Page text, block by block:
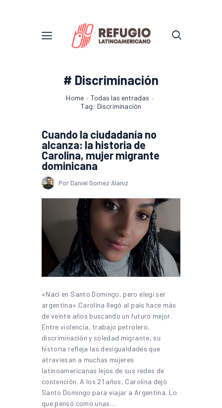
# Discriminación
Home
Todas las entradas
Tag: Discriminación
Cuando la ciudadanía no
alcanza: la historia de
Carolina, mujer migrante
dominicana
Por Daniel Gomez Alaniz
«Nací en Santo Domingo, pero elegí ser
argentina».Carolina llegó al país hace más
de veinte años buscando un futuro mejor.
Entre violencia, trabajo petrolero,
discriminación y soledad migrante, su
historia refleja las desigualdades que
atraviesan a muchas mujeres
latinoamericanas lejos de sus redes de
contención. A los 21 años, Carolina dejó
Santo Domingo para viajar a Argentina. Lo
que pensó como unas…